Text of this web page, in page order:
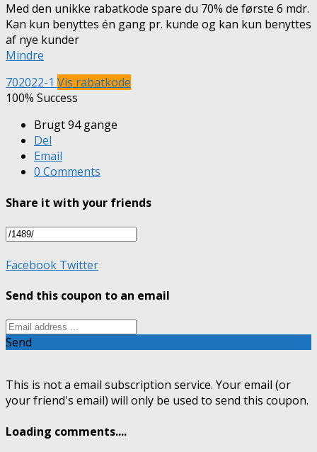
Med den unikke rabatkode spare du 70% de første 6 mdr.
Kan kun benyttes én gang pr. kunde og kan kun benyttes
af nye kunder
Mindre
702022-1 Vis rabatkode
100% Success
Brugt 94 gange
Del
Email
0 Comments
Share it with your friends
Facebook Twitter
Send this coupon to an email
Send
This is not a email subscription service. Your email (or
your friend's email) will only be used to send this coupon.
Loading comments....